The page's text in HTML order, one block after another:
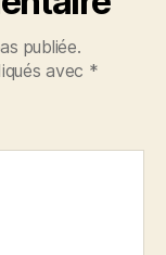
publiée.
avec *